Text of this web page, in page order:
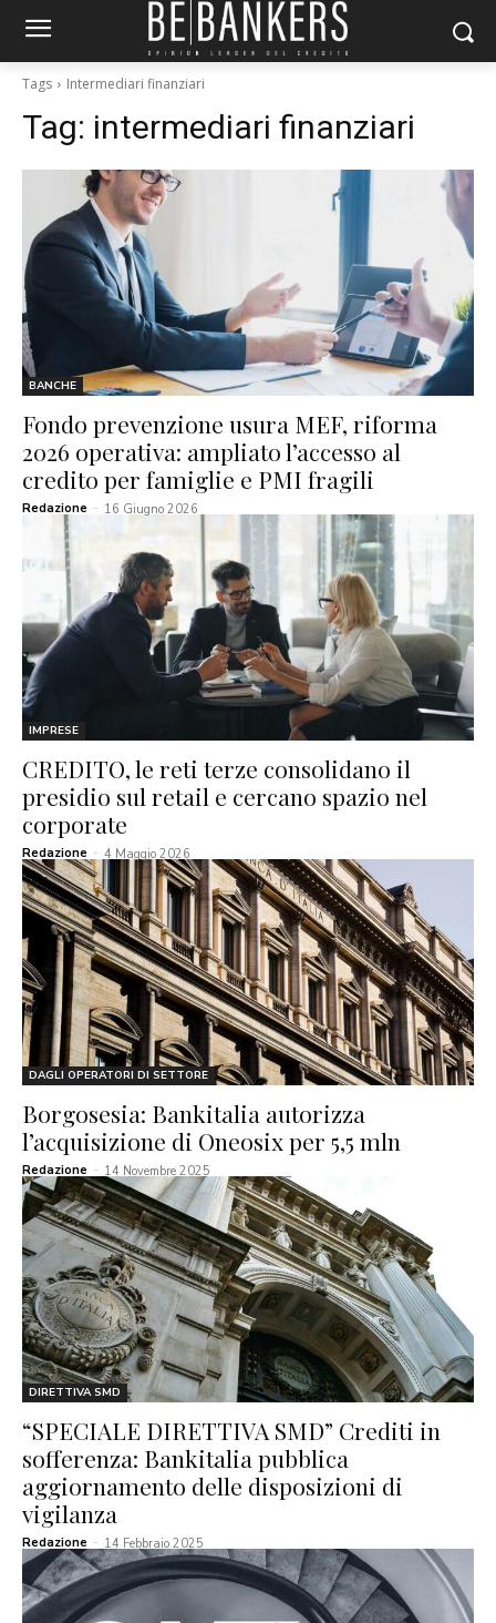
Tags Intermediari finanziari
Tag: intermediari finanziari
BANCHE
Fondo prevenzione usura MEF, riforma
2026 operativa: ampliato l’accesso al
credito per famiglie e PMI fragili
Redazione - 16 Giugno 2026
IMPRESE
CREDITO, le reti terze consolidano il
presidio sul retail e cercano spazio nel
corporate
Redazione - 4 Maggio 2026
DAGLI OPERATORI DI SETTORE
Borgosesia: Bankitalia autorizza
l’acquisizione di Oneosix per 5,5 mln
Redazione - 14 Novembre 2025
DIRETTIVA SMD
“SPECIALE DIRETTIVA SMD” Crediti in
sofferenza: Bankitalia pubblica
aggiornamento delle disposizioni di
vigilanza
Redazione - 14 Febbraio 2025